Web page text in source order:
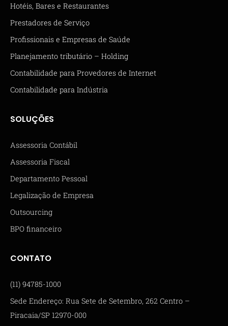
Hotéis, Bares e Restaurantes
Prestadores de Serviço
Profissionais e Empresas de Saúde
Planejamento tributário – Holding
Contabilidade para Provedores de Internet
Contabilidade para Indústria
SOLUÇÕES
Assessoria Contábil
Assessoria Fiscal
Departamento Pessoal
Legalização de Empresa
Outsourcing
BPO financeiro
CONTATO
(11) 94785-1000
Sede Endereço: Rua Sete de Setembro, 262 Centro –
Piracaia/SP 12970-000